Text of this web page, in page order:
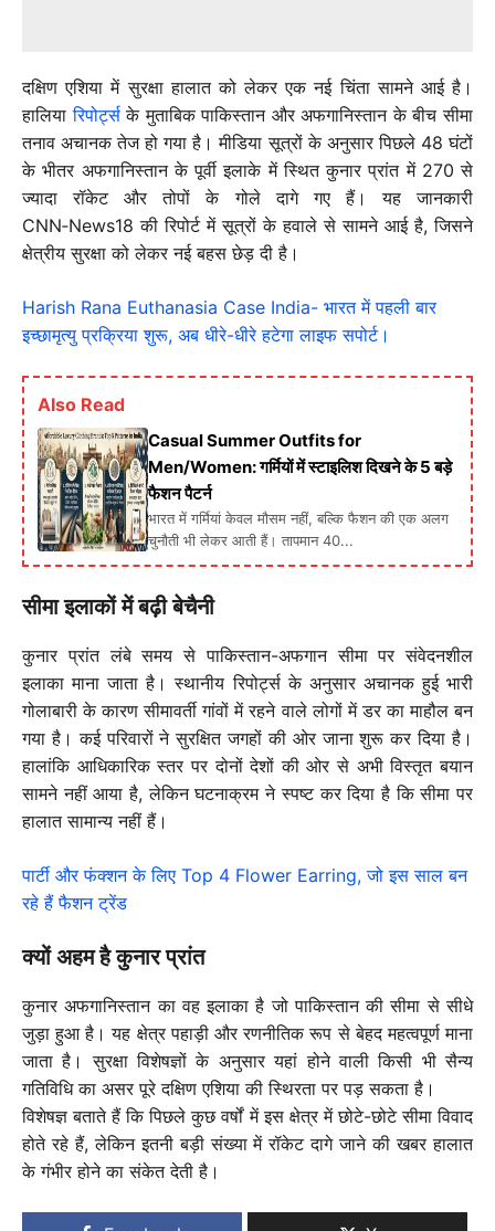
दक्षिण एशिया में सुरक्षा हालात को लेकर एक नई चिंता सामने आई है।
हालियारिपोर्ट्सके मुताबिक पाकिस्तान और अफगानिस्तान के बीच सीमा
तनाव अचानक तेज हो गया है। मीडिया सूत्रों के अनुसार पिछले 48 घंटों
के भीतर अफगानिस्तान के पूर्वी इलाके में स्थित कुनार प्रांत में 270 से
ज्यादा रॉकेट और तोपों के गोले दागे गए हैं। यह जानकारी
CNN‑News18 की रिपोर्ट में सूत्रों के हवाले से सामने आई है, जिसने
क्षेत्रीय सुरक्षा को लेकर नई बहस छेड़ दी है।
Harish Rana Euthanasia Case India- भारत में पहली बार
इच्छामृत्यु प्रक्रिया शुरू, अब धीरे-धीरे हटेगा लाइफ सपोर्ट।
Also Read
Casual Summer Outfits for
Men/Women: गर्मियों में स्टाइलिश दिखने के 5 बड़े
फैशन पैटर्न
भारत में गर्मियां केवल मौसम नहीं, बल्कि फैशन की एक अलग
चुनौती भी लेकर आती हैं। तापमान 40...
सीमा इलाकों में बढ़ी बेचैनी
कुनार प्रांत लंबे समय से पाकिस्तान-अफगान सीमा पर संवेदनशील
इलाका माना जाता है। स्थानीय रिपोर्ट्स के अनुसार अचानक हुई भारी
गोलाबारी के कारण सीमावर्ती गांवों में रहने वाले लोगों में डर का माहौल बन
गया है। कई परिवारों ने सुरक्षित जगहों की ओर जाना शुरू कर दिया है।
हालांकि आधिकारिक स्तर पर दोनों देशों की ओर से अभी विस्तृत बयान
सामने नहीं आया है, लेकिन घटनाक्रम ने स्पष्ट कर दिया है कि सीमा पर
हालात सामान्य नहीं हैं।
पार्टी और फंक्शन के लिए Top 4 Flower Earring, जो इस साल बन
रहे हैं फैशन ट्रेंड
क्यों अहम है कुनार प्रांत
कुनार अफगानिस्तान का वह इलाका है जो पाकिस्तान की सीमा से सीधे
जुड़ा हुआ है। यह क्षेत्र पहाड़ी और रणनीतिक रूप से बेहद महत्वपूर्ण माना
जाता है। सुरक्षा विशेषज्ञों के अनुसार यहां होने वाली किसी भी सैन्य
गतिविधि का असर पूरे दक्षिण एशिया की स्थिरता पर पड़ सकता है।
विशेषज्ञ बताते हैं कि पिछले कुछ वर्षों में इस क्षेत्र में छोटे-छोटे सीमा विवाद
होते रहे हैं, लेकिन इतनी बड़ी संख्या में रॉकेट दागे जाने की खबर हालात
के गंभीर होने का संकेत देती है।